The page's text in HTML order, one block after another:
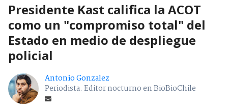
Presidente Kast califica la ACOT
como un "compromiso total" del
Estado en medio de despliegue
policial
Antonio Gonzalez
Periodista. Editor nocturno en BioBioChile